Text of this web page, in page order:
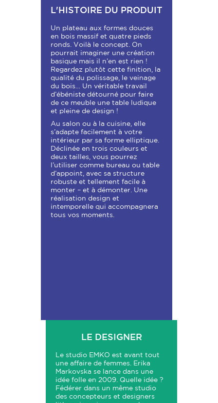
L'HISTOIRE DU PRODUIT
Un plateau aux formes douces
en bois massif et quatre pieds
ronds. Voilà le concept. On
pourrait imaginer une création
basique mais il n’en est rien !
Regardez plutôt cette finition, la
qualité du polissage, le veinage
du bois… Un véritable travail
d’ébéniste détourné pour faire
de ce meuble une table ludique
et pleine de design !
Au salon ou à la cuisine, elle
s’adapte facilement à votre
intérieur par sa forme elliptique.
Déclinée en trois couleurs et
deux tailles, vous pourrez
l’utiliser comme bureau ou table
d’appoint, avec sa structure
robuste et tellement facile à
monter – et à démonter. Une
réalisation design et
intemporelle qui accompagnera
tous vos moments.
LE DESIGNER
Le studio EMKO est avant tout
une affaire de femmes. Erika
Markovska se lance dans une
idée folle en 2009. Quelle idée ?
Fédérer dans un même studio
des concepteurs et designers